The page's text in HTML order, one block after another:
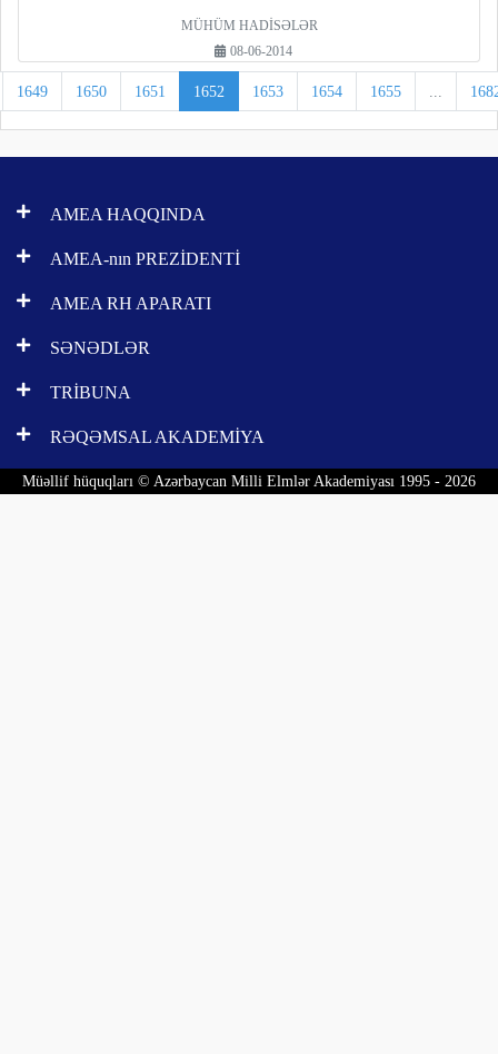
MÜHÜM HADİSƏLƏR
08-06-2014
1649 1650 1651 1652 1653 1654 1655 ...
AMEA HAQQINDA
AMEA-nın PREZİDENTİ
AMEA RH APARATI
SƏNƏDLƏR
TRİBUNA
RƏQƏMSAL AKADEMİYA
Müəllif hüquqları © Azərbaycan Milli Elmlər Akademiyası 1995 - 2026